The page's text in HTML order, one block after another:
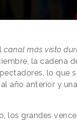
canal más visto
la cadena
lo que
año anterior y
los grandes